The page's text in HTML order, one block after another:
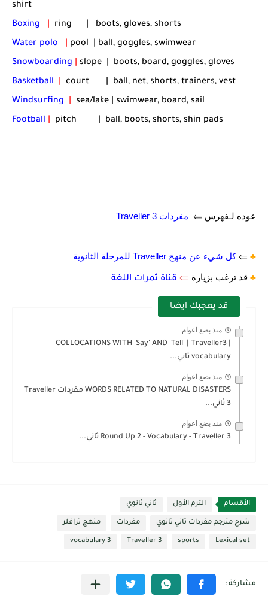
shirt
Boxing
ring | boots, gloves, shorts
Water polo
pool | ball, goggles, swimwear
Snowboarding
slope | boots, board, goggles, gloves
Basketball
court | ball, net, shorts, trainers, vest
Windsurfing
sea/lake | swimwear, board, sail
Football
pitch | ball, boots, shorts, shin pads
عوده لـفهرس ⇐ مفردات Traveller 3
♣️
⇐ كل شيء عن منهج Traveller للمرحلة الثانوية
♣️ قد ترغب بزيارة ⇐ قناة ثمرات اللغة
قد يعجبك ايضا
منذ بضع اعوام
COLLOCATIONS WITH 'Say' AND 'Tell' | Traveller3 |
vocabulary ثاني...
منذ بضع اعوام
WORDS RELATED TO NATURAL DISASTERS مفردات Traveller
3 ثاني...
منذ بضع اعوام
Round Up 2 - Vocabulary - Traveller 3 ثاني...
الأقسام الترم الأول ثاني ثانوي
شرح مترجم مفردات ثاني ثانوي مفردات منهج ترافلر
Lexical set
sports
Traveller 3
vocabulary 3